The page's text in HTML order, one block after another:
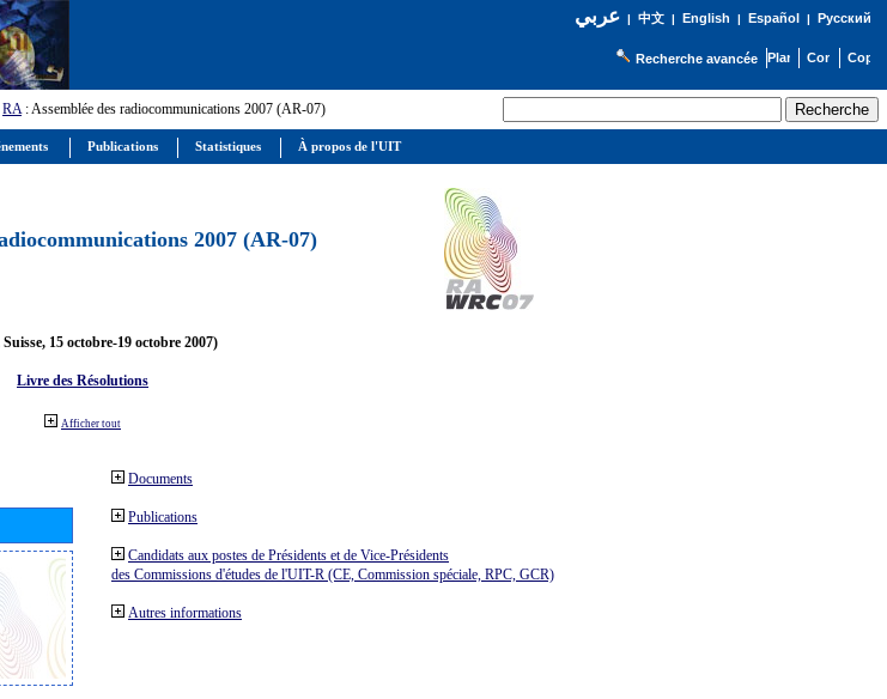
عربي| 中文| English | Español | Русский
Recherche avancée
RA: Assemblée des radiocommunications 2007 (AR-07)
2007 (AR-07)
Suisse, 15 octobre-19 octobre 2007)
Livre des Résolutions
Afficher tout
Documents
Publications
Candidats aux postes de Présidents et de Vice-Présidents
des Commissions d'études de l'UIT-R (CE, Commission spéciale, RPC, GCR)
Autres informations
Publications Statistiques À propos de l'UIT